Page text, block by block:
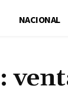
NACIONAL